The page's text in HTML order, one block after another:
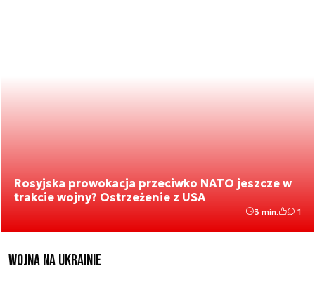
Rosyjska prowokacja przeciwko NATO jeszcze w
trakcie wojny? Ostrzeżenie z USA
3 min. 1
Wojna na Ukrainie